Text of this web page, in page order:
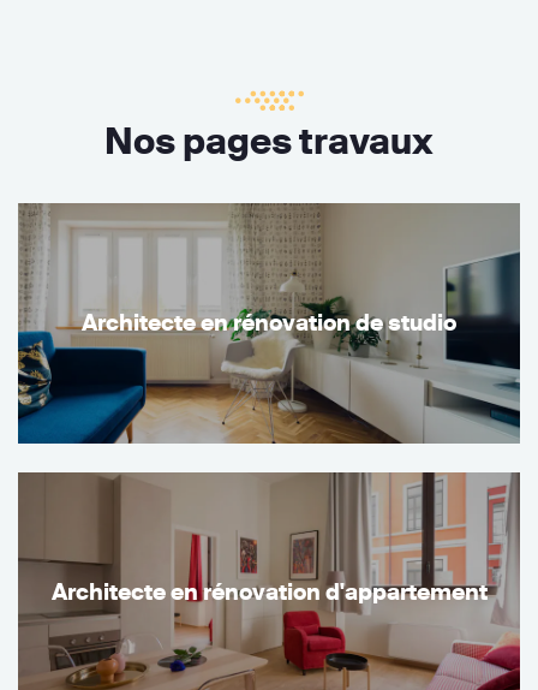
Nos pages travaux
Architecte en rénovation de studio
Architecte en rénovation d'appartement